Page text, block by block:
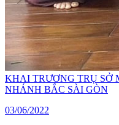
KHAI TRƯƠNG TRỤ SỞ
NHÁNH BẮC SÀI GÒN
03/06/2022